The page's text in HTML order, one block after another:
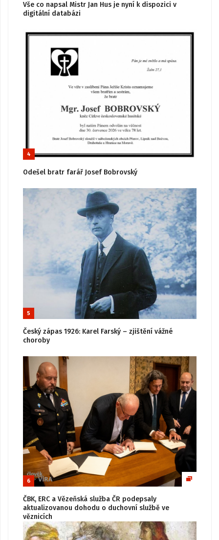
Vše co napsal Mistr Jan Hus je nyní k dispozici v
digitální databázi
4
Odešel bratr farář Josef Bobrovský
5
Český zápas 1926: Karel Farský – zjištění vážné
choroby
6
ČBK, ERC a Vězeňská služba ČR podepsaly
aktualizovanou dohodu o duchovní službě ve
věznicích